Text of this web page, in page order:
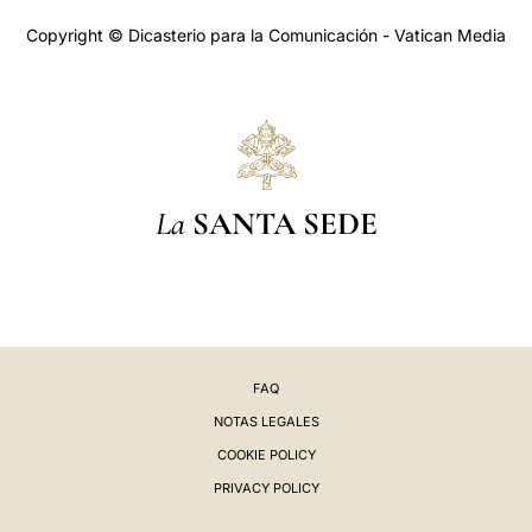
Copyright © Dicasterio para la Comunicación - Vatican Media
La SANTA SEDE
FAQ
NOTAS LEGALES
COOKIE POLICY
PRIVACY POLICY